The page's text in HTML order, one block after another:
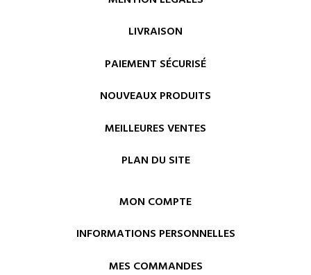
LIVRAISON
PAIEMENT SÉCURISÉ
NOUVEAUX PRODUITS
MEILLEURES VENTES
PLAN DU SITE
MON COMPTE
INFORMATIONS PERSONNELLES
MES COMMANDES